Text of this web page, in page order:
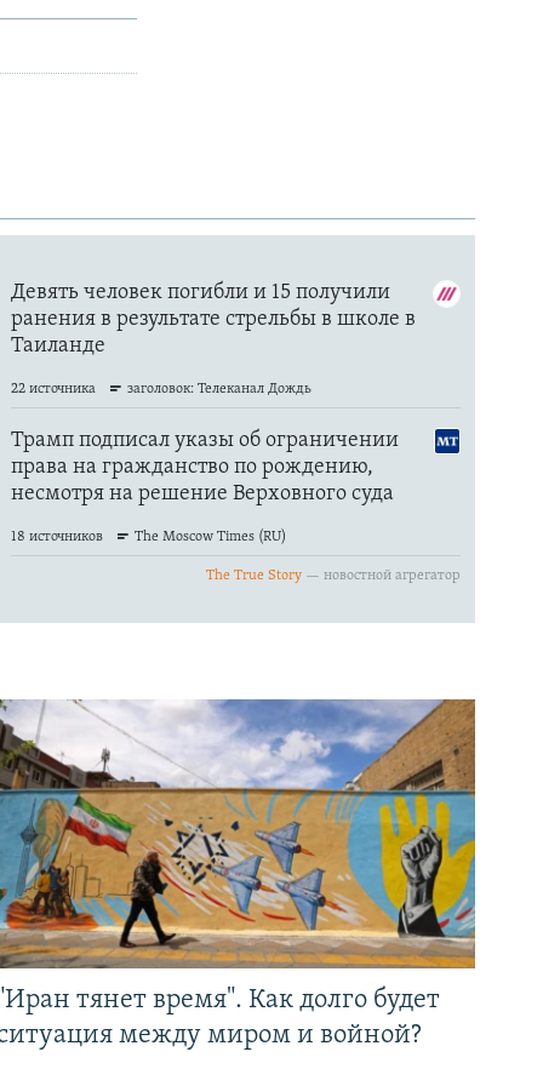
тянет время". Как долго будет
между миром и войной?